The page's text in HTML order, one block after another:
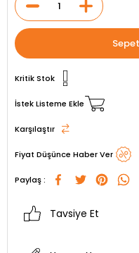
Kritik Stok
İstek Listeme Ekle
Karşılaştır
Fiyat Düşünce Haber Ver
Paylaş :
Tavsiye Et